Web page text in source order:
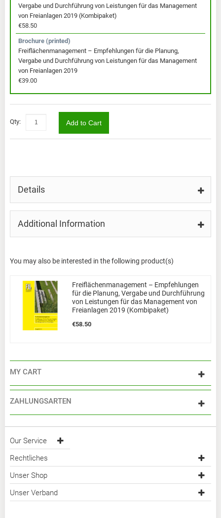
Vergabe und Durchführung von Leistungen für das Management
von Freianlagen 2019 (Kombipaket)
€58.50
Brochure (printed)
Freiflächenmanagement – Empfehlungen für die Planung,
Vergabe und Durchführung von Leistungen für das Management
von Freianlagen 2019
€39.00
Qty: Add to Cart
Details
Additional Information
You may also be interested in the following product(s)
Freiflächenmanagement – Empfehlungen
für die Planung, Vergabe und Durchführung
von Leistungen für das Management von
Freianlagen 2019 (Kombipaket)
€58.50
MY CART
ZAHLUNGSARTEN
Our Service
Rechtliches
Unser Shop
Unser Verband